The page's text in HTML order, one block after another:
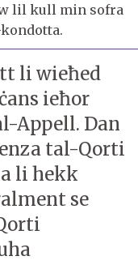
lil kull min sofra
li wieħed
ieħor
Appell. Dan
tal-Qorti
li hekk
se